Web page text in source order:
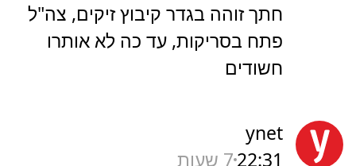
חתך זוהה בגדר קיבוץ זיקים, צה"ל
פתח בסריקות, עד כה לא אותרו
חשודים
ynet
22:317 שעות